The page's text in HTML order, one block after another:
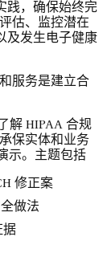
践，确保始终完
估、监控潜在
及发生电子健康
服务是建立合
解 HIPAA 合规
保实体和业务
示。主题包括
修正案
做法
据